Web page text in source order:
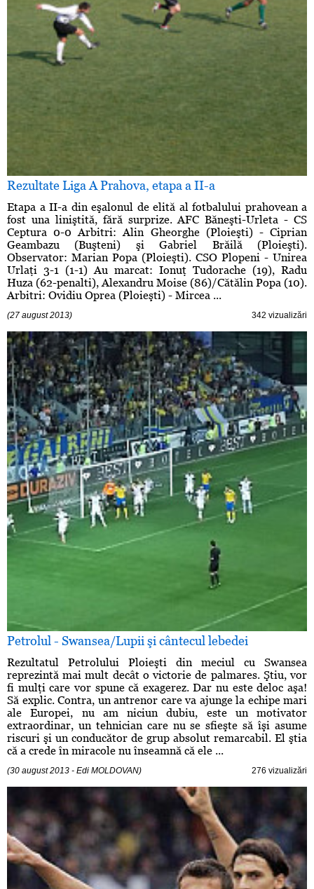
Rezultate Liga A Prahova, etapa a II-a
Etapa a II-a din eşalonul de elită al fotbalului prahovean a
fost una liniştită, fără surprize. AFC Băneşti-Urleta - CS
Ceptura 0-0 Arbitri: Alin Gheorghe (Ploieşti) - Ciprian
Geambazu (Buşteni) şi Gabriel Brăilă (Ploieşti).
Observator: Marian Popa (Ploieşti). CSO Plopeni - Unirea
Urlaţi 3-1 (1-1) Au marcat: Ionuţ Tudorache (19), Radu
Huza (62-penalti), Alexandru Moise (86)/Cătălin Popa (10).
Arbitri: Ovidiu Oprea (Ploieşti) - Mircea ...
(27 august 2013) 342 vizualizări
Petrolul - Swansea/Lupii şi cântecul lebedei
Rezultatul Petrolului Ploieşti din meciul cu Swansea
reprezintă mai mult decât o victorie de palmares. Ştiu, vor
fi mulţi care vor spune că exagerez. Dar nu este deloc aşa!
Să explic. Contra, un antrenor care va ajunge la echipe mari
ale Europei, nu am niciun dubiu, este un motivator
extraordinar, un tehnician care nu se sfieşte să îşi asume
riscuri şi un conducător de grup absolut remarcabil. El ştia
că a crede în miracole nu înseamnă că ele ...
(30 august 2013 - Edi MOLDOVAN) 276 vizualizări